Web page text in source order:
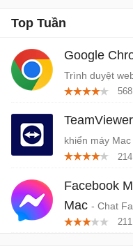
Top Tuần
Google
Trình duyệt
Mac
568
khiển máy
214
Facebook
Mac - Chat
trên MacBook211